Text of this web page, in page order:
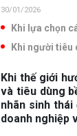
30/01/2026
Khi lựa chọn
Khi người
Khi thế giới
và tiêu dùng
nhãn sinh
doanh nghiệp